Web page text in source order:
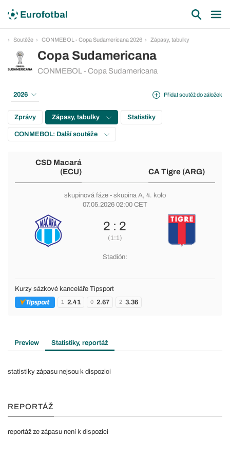
Soutěže CONMEBOL - Copa Sudamericana 2026 Zápasy, tabulky
Copa Sudamericana
CONMEBOL - Copa Sudamericana
Přidat soutěž do záložek
2026
Zprávy Zápasy, tabulky Statistiky
CONMEBOL: Další soutěže
CSD Macará
(ECU)
CA Tigre (ARG)
skupinová fáze - skupina A, 4. kolo
07.05.2026 02:00 CET
2 : 2
(1:1)
Stadión:
Kurzy sázkové kanceláře Tipsport
1 2.41 0 2.67 2 3.36
Preview Statistiky, reportáž
statistiky zápasu nejsou k dispozici
REPORTÁŽ
reportáž ze zápasu není k dispozici